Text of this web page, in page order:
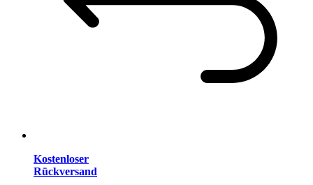
Kostenloser
Rückversand